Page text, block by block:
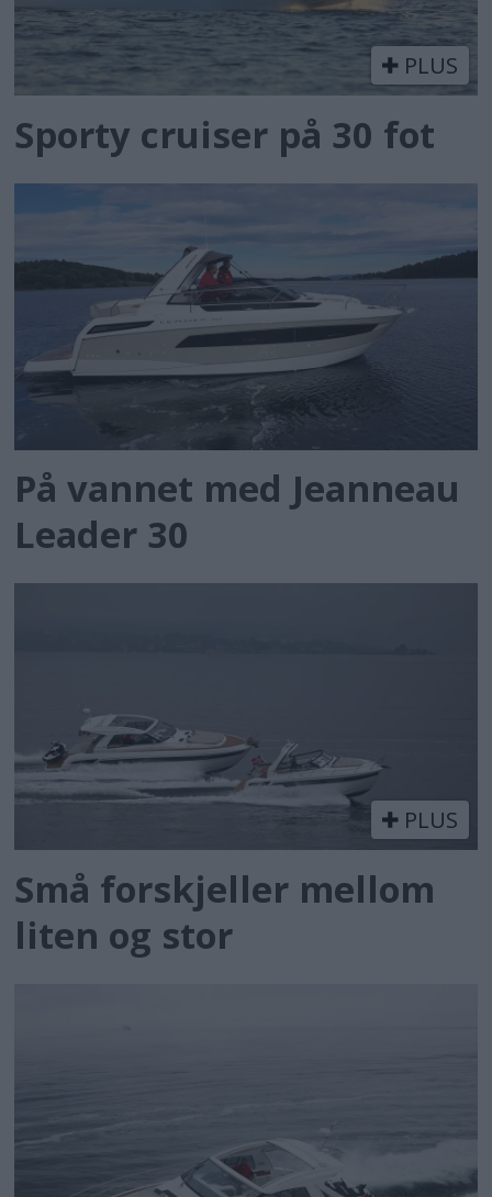
PLUS
Sporty cruiser på 30 fot
På vannet med Jeanneau
Leader 30
PLUS
Små forskjeller mellom
liten og stor